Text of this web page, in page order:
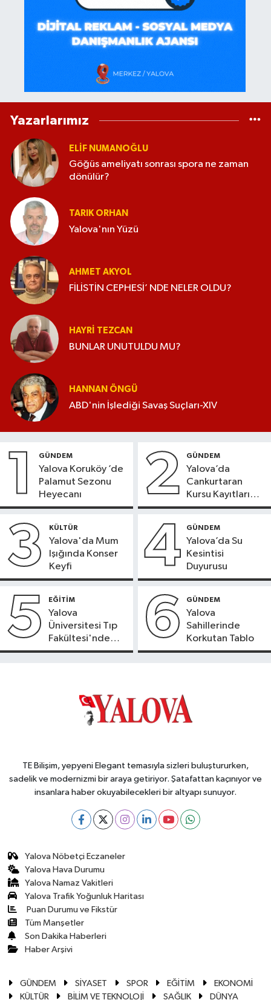
Yazarlarımız
ELİF NUMANOĞLU
Göğüs ameliyatı sonrası spora ne zaman
dönülür?
TARIK ORHAN
Yalova'nın Yüzü
AHMET AKYOL
FİLİSTİN CEPHESİ’ NDE NELER OLDU?
HAYRI TEZCAN
BUNLAR UNUTULDU MU?
HANNAN ÖNGÜ
ABD'nin İşlediği Savaş Suçları-XIV
1 GÜNDEM
Yalova Koruköy ’de
Palamut Sezonu
Heyecanı
2 GÜNDEM
Yalova’da
Cankurtaran
Kursu Kayıtları
Başladı
3 KÜLTÜR
Yalova'da Mum
Işığında Konser
Keyfi
4 GÜNDEM
Yalova’da Su
Kesintisi
Duyurusu
5 EĞİTİM
Yalova
Üniversitesi Tıp
Fakültesi'nde
Yeni Dönem
6 GÜNDEM
Yalova
Sahillerinde
Korkutan Tablo
TE Bilişim, yepyeni Elegant temasıyla sizleri buluştururken,
sadelik ve modernizmi bir araya getiriyor. Şatafattan kaçınıyor ve
insanlara haber okuyabilecekleri bir altyapı sunuyor.
Yalova Nöbetçi Eczaneler
Yalova Hava Durumu
Yalova Namaz Vakitleri
Yalova Trafik Yoğunluk Haritası
Puan Durumu ve Fikstür
Tüm Manşetler
Son Dakika Haberleri
Haber Arşivi
GÜNDEM SİYASET SPOR EĞİTİM
EKONOMİ
KÜLTÜR
BİLİM VE TEKNOLOJİ SAĞLIK DÜNYA